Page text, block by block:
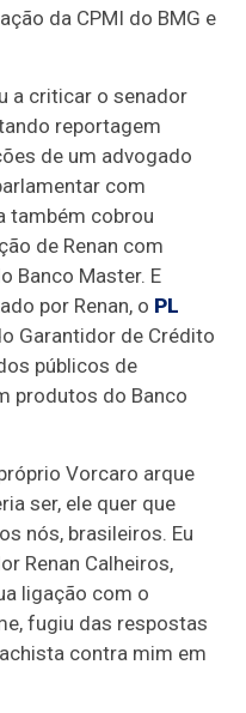
da CPMI do BMG e
a criticar o senador
reportagem
de um advogado
com
também cobrou
de Renan com
Banco Master. E
por Renan, o PL
Garantidor de Crédito
públicos de
produtos do Banco
Vorcaro arque
ser, ele quer que
nós, brasileiros. Eu
Renan Calheiros,
ligação com o
fugiu das respostas
contra mim em